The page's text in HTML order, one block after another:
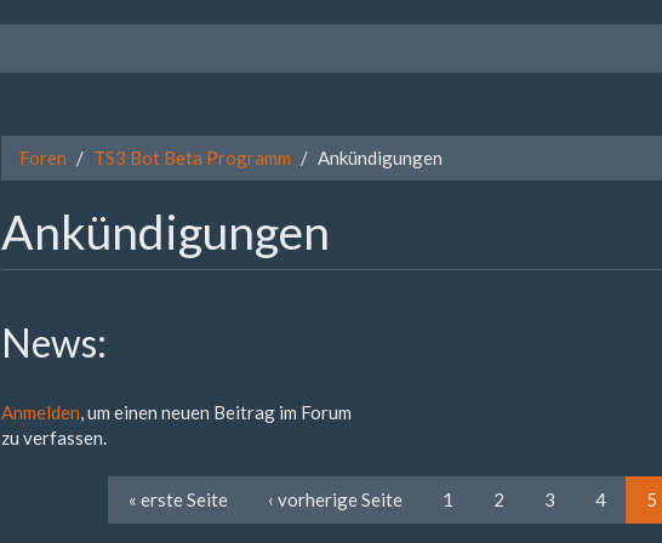
Foren TS3 Bot Beta Programm Ankündigungen
Ankündigungen
News:
Anmelden, um einen neuen Beitrag im Forum
zu verfassen.
« erste Seite ‹ vorherige Seite 1 2 3 4 5